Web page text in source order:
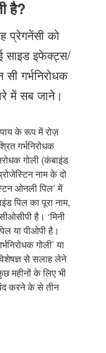
है?
प्रेगनेंसी को
साइड इफेक्ट्स/
गर्भनिरोधक
में सब जाने।
के रूप में रोज़
गर्भनिरोधक
गोली (कंबाइंड
नाम के दो
ओनली पिल’ में
पिल का पूरा नाम,
है। ‘मिनी
या पीओपी है।
गोली’ या
से सलाह लेने
महीनों के लिए भी
करने के से तीन